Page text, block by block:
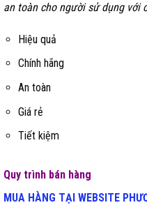
an toàn cho người sử dụng với
Hiệu quả
Chính hãng
An toàn
Giá rẻ
Tiết kiệm
Quy trình bán hàng
MUA HÀNG TẠI WEBSITE